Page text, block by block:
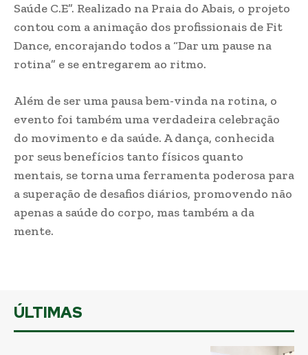
Saúde C.E”. Realizado na Praia do Abais, o projeto
contou com a animação dos profissionais de Fit
Dance, encorajando todos a “Dar um pause na
rotina” e se entregarem ao ritmo.
Além de ser uma pausa bem-vinda na rotina, o
evento foi também uma verdadeira celebração
do movimento e da saúde. A dança, conhecida
por seus benefícios tanto físicos quanto
mentais, se torna uma ferramenta poderosa para
a superação de desafios diários, promovendo não
apenas a saúde do corpo, mas também a da
mente.
ÚLTIMAS